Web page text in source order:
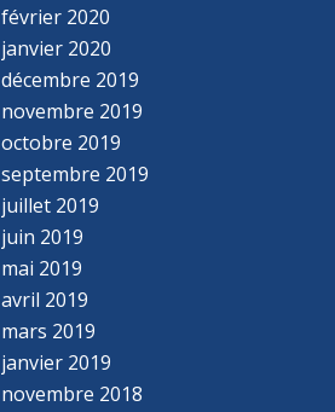
février 2020
janvier 2020
décembre 2019
novembre 2019
octobre 2019
septembre 2019
juillet 2019
juin 2019
mai 2019
avril 2019
mars 2019
janvier 2019
novembre 2018